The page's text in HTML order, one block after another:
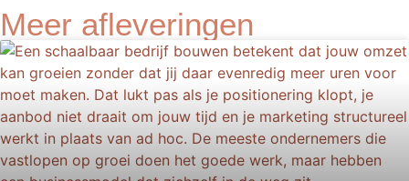
Meer afleveringen